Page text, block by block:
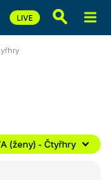
(ženy) - Čtyřhry